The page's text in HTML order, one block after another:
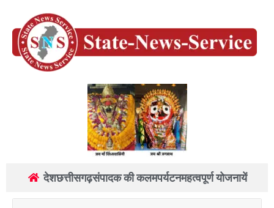
देशछत्तीसगढ़संपादक की कलमपर्यटनमहत्वपूर्ण योजनायें